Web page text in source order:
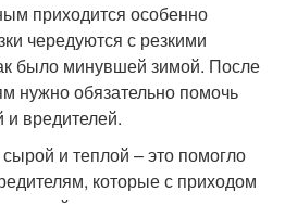
приходится особенно
чередуются с резкими
было минувшей зимой. После
нужно обязательно помочь
и вредителей.
и теплой – это помогло
которые с приходом